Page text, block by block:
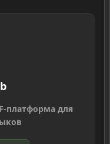
платформа для